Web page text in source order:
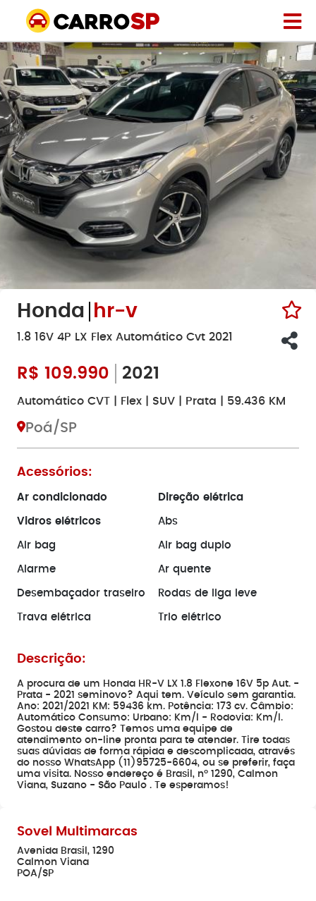
Honda hr-v
1.8 16V 4P LX Flex Automático Cvt 2021
R$ 109.990 2021
Automático CVT | Flex | SUV | Prata | 59.436 KM
Poá/SP
Acessórios:
Ar condicionado Direção elétrica
Vidros elétricos Abs
Air bag Air bag duplo
Alarme Ar quente
Desembaçador traseiro Rodas de liga leve
Trava elétrica Trio elétrico
Descrição:
A procura de um Honda HR-V LX 1.8 Flexone 16V 5p Aut. -
Prata - 2021 seminovo? Aqui tem. Veículo sem garantia.
Ano: 2021/2021 KM: 59436 km. Potência: 173 cv. Câmbio:
Automático Consumo: Urbano: Km/l - Rodovia: Km/l.
Gostou deste carro? Temos uma equipe de
atendimento on-line pronta para te atender. Tire todas
suas dúvidas de forma rápida e descomplicada, através
do nosso WhatsApp (11)95725-6604, ou se preferir, faça
uma visita. Nosso endereço é Brasil, nº 1290, Calmon
Viana, Suzano - São Paulo . Te esperamos!
Sovel Multimarcas
Avenida Brasil, 1290
Calmon Viana
POA/SP